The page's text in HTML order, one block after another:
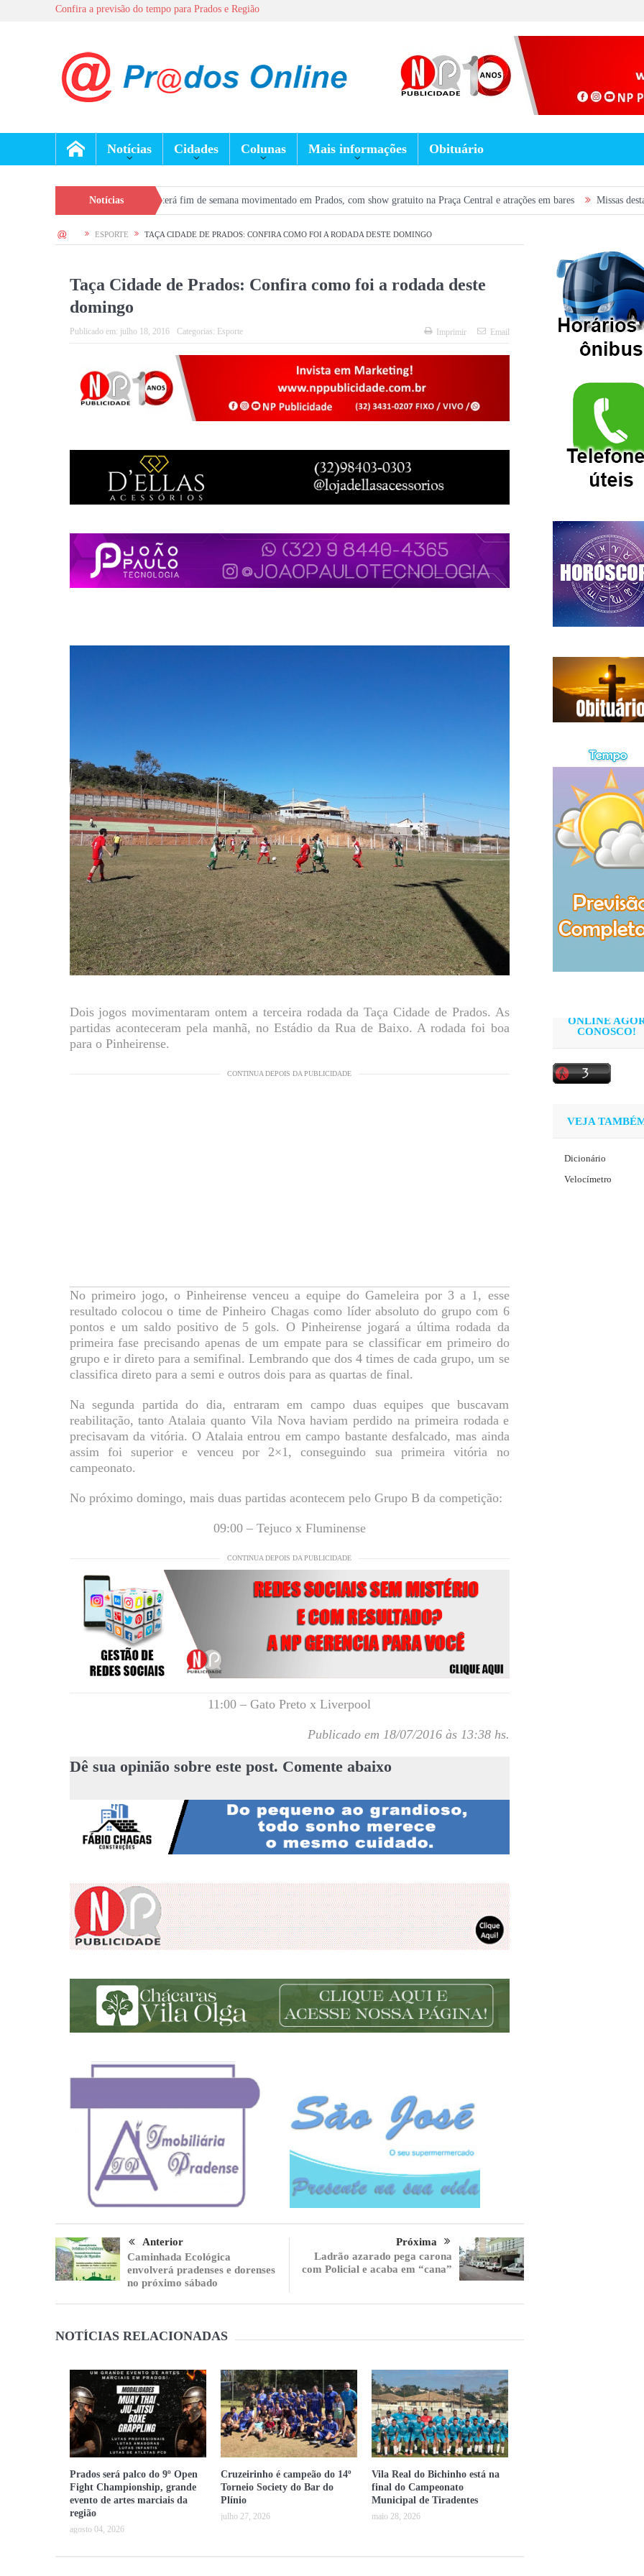
Confira a previsão do tempo para Prados e Região
Notícias Cidades Colunas Mais informações Obituário
Notícias
Dia dos Pais terá fim de semana movimentado em Prados, com show gratuito na Praça Central e atrações em bares Missas desta semana em
HOME ESPORTE TAÇA CIDADE DE PRADOS: CONFIRA COMO FOI A RODADA DESTE DOMINGO
Taça Cidade de Prados: Confira como foi a rodada deste
domingo
Publicado em: julho 18, 2016 Categorias: Esporte Imprimir Email
Dois jogos movimentaram ontem a terceira rodada da Taça Cidade de Prados. As
partidas aconteceram pela manhã, no Estádio da Rua de Baixo. A rodada foi boa
para o Pinheirense.
CONTINUA DEPOIS DA PUBLICIDADE
No primeiro jogo, o Pinheirense venceu a equipe do Gameleira por 3 a 1, esse
resultado colocou o time de Pinheiro Chagas como líder absoluto do grupo com 6
pontos e um saldo positivo de 5 gols. O Pinheirense jogará a última rodada da
primeira fase precisando apenas de um empate para se classificar em primeiro do
grupo e ir direto para a semifinal. Lembrando que dos 4 times de cada grupo, um se
classifica direto para a semi e outros dois para as quartas de final.
Na segunda partida do dia, entraram em campo duas equipes que buscavam
reabilitação, tanto Atalaia quanto Vila Nova haviam perdido na primeira rodada e
precisavam da vitória. O Atalaia entrou em campo bastante desfalcado, mas ainda
assim foi superior e venceu por 2×1, conseguindo sua primeira vitória no
campeonato.
No próximo domingo, mais duas partidas acontecem pelo Grupo B da competição:
09:00 – Tejuco x Fluminense
CONTINUA DEPOIS DA PUBLICIDADE
11:00 – Gato Preto x Liverpool
Publicado em 18/07/2016 às 13:38 hs.
Dê sua opinião sobre este post. Comente abaixo
Anterior
Caminhada Ecológica
envolverá pradenses e dorenses
no próximo sábado
Próxima
Ladrão azarado pega carona
com Policial e acaba em “cana”
NOTÍCIAS RELACIONADAS
Prados será palco do 9º Open
Fight Championship, grande
evento de artes marciais da
região
agosto 04, 2026
Cruzeirinho é campeão do 14º
Torneio Society do Bar do
Plínio
julho 27, 2026
Vila Real do Bichinho está na
final do Campeonato
Municipal de Tiradentes
maio 28, 2026
ONLINE
CONOSCO!
VEJA
Dicionário
Velocímetro